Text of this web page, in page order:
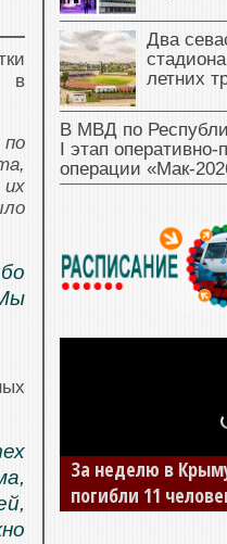
в
Два
летних
В МВД по
I этап
операции
За неделю в
погибли 11